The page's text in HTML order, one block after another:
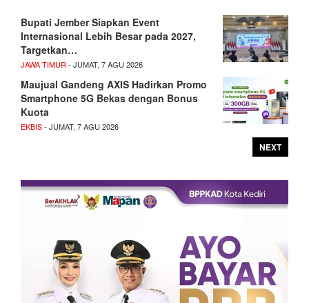
Bupati Jember Siapkan Event
Internasional Lebih Besar pada 2027,
Targetkan…
JAWA TIMUR - JUMAT, 7 AGU 2026
Maujual Gandeng AXIS Hadirkan Promo
Smartphone 5G Bekas dengan Bonus
Kuota
EKBIS- JUMAT, 7 AGU 2026
NEXT